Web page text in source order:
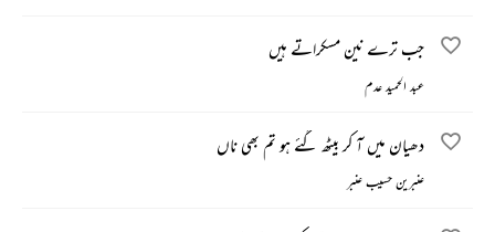
جب ترے نین مسکراتے ہیں
عبد الحمید عدم
دھیان میں آ کر بیٹھ گئے ہو تم بھی ناں
عنبرین حسیب عنبر